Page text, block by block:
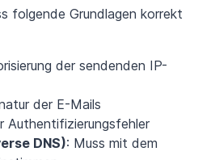
folgende Grundlagen korrekt
der sendenden IP-
der E-Mails
Authentifizierungsfehler
DNS): Muss mit dem